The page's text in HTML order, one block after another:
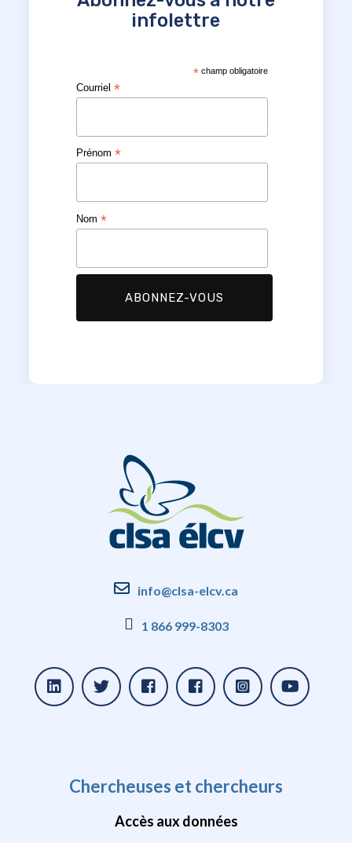
infolettre
*champ obligatoire
Courriel*
Prénom*
Nom*
info@clsa-elcv.ca
1 866 999-8303
Chercheuses et chercheurs
Accès aux données